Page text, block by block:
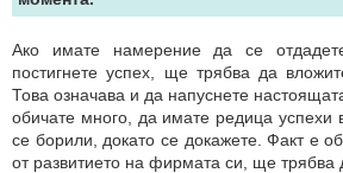
Ако имате намерение да се
постигнете успех, ще трябва да
Това означава и да напуснете
обичате много, да имате редица успехи
се борили, докато се докажете. Факт е
от развитието на фирмата си, ще трябва